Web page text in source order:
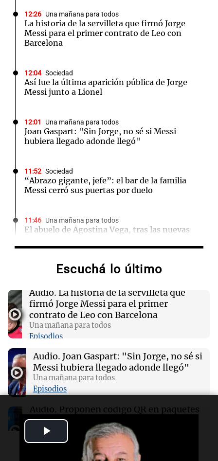
Video
12:26 Una mañana para todos
La historia de la servilleta que firmó Jorge
Messi para el primer contrato de Leo con
Barcelona
12:04 Sociedad
Así fue la última aparición pública de Jorge
Messi junto a Lionel
12:01 Una mañana para todos
Joan Gaspart: "Sin Jorge, no sé si Messi
hubiera llegado adonde llegó"
11:52 Sociedad
“Abrazo gigante, jefe”: el bar de la familia
Messi cerró sus puertas por duelo
11:46 Una mañana para todos
El abuelo de Agostina Vega, tras las nuevas
implicados"
El orgullo y el sueño argentino de Jorge Messi
en una entrevista con Rony Vargas en 2007
11:28 Sociedad
Así comunicó el Sanatorio Centro la muerte de
Jorge Messi
11:16 Sociedad
Rosario Central despidió a Jorge Messi y
acompañó a Lionel y su familia
Escuchá lo último
Audio. La historia de la servilleta que
firmó Jorge Messi para el primer
contrato de Leo con Barcelona
Una mañana para todos
Episodios
Audio. Joan Gaspart: "Sin Jorge, no sé si
Messi hubiera llegado adonde llegó"
Una mañana para todos
Episodios
Audio. Proponen código QR en paquetes
de cigarrillos para combatir la evasión
fiscal en el tabaco
Panorama Federal
Podcast Últimas 24 h